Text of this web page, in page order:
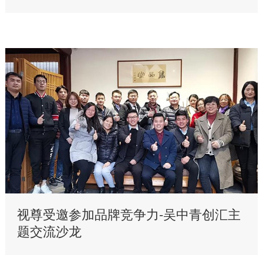
视尊受邀参加品牌竞争力-吴中青创汇主
题交流沙龙